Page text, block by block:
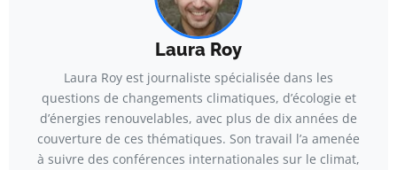
Laura Roy
Laura Roy est journaliste spécialisée dans les
questions de changements climatiques, d’écologie et
d’énergies renouvelables, avec plus de dix années de
couverture de ces thématiques. Son travail l’a amenée
à suivre des conférences internationales sur le climat,